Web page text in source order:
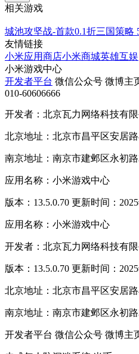
相关游戏
城池攻坚战-首款0.1折三国策略
友情链接
小米应用商店小米商城英雄互娱
小米游戏中心
开发者平台 微信公众号 微博主
010-60606666
开发者：北京瓦力网络科技有限
北京地址：北京市昌平区安居
南京地址：南京市建邺区永初
应用名称：小米游戏中心
版本：13.5.0.70 更新时间：
应用名称：小米游戏中心
开发者：北京瓦力网络科技有
版本：13.5.0.70 更新时间：
北京地址：北京市昌平区安居
南京地址：南京市建邺区永初
开发者平台 微信公众号 微博主